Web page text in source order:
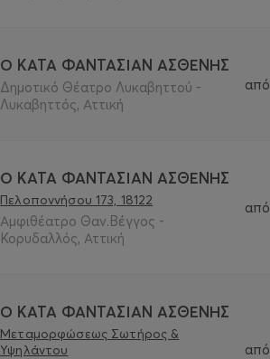
Ο ΚΑΤΑ ΦΑΝΤΑΣΙΑΝ ΑΣΘΕΝΗΣ
Δημοτικό Θέατρο Λυκαβηττού -
Λυκαβηττός, Αττική
από
Ο ΚΑΤΑ ΦΑΝΤΑΣΙΑΝ ΑΣΘΕΝΗΣ
Πελοποννήσου 173, 18122
Αμφιθέατρο Θαν.Βέγγος -
Κορυδαλλός, Αττική
από
Ο ΚΑΤΑ ΦΑΝΤΑΣΙΑΝ ΑΣΘΕΝΗΣ
Μεταμορφώσεως Σωτήρος &
Υψηλάντου
από